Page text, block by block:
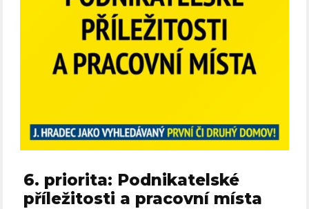
6. priorita: Podnikatelské
příležitosti a pracovní místa